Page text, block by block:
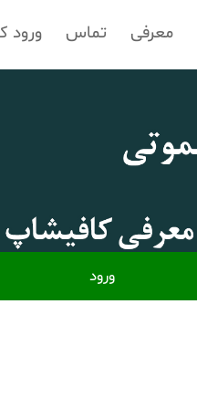
معرفی تماس ورود
ورود